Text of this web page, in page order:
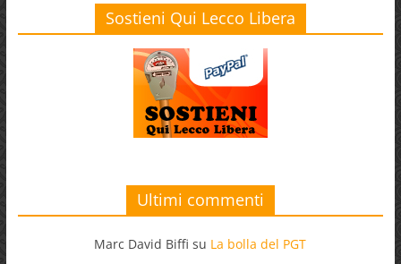
Sostieni Qui Lecco Libera
Ultimi commenti
Marc David Biffi su La bolla del PGT